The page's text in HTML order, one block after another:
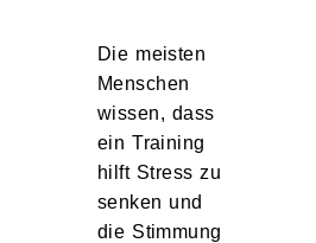
Die meisten
Menschen
wissen, dass
ein Training
hilft Stress zu
senken und
die Stimmung